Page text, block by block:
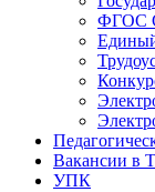
ФГОС
Вакансии в
УПК